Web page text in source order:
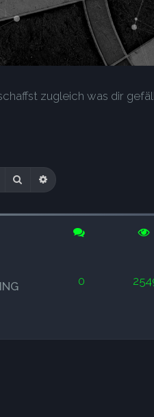
zugleich was dir
Suche Erweiterte Suche
0